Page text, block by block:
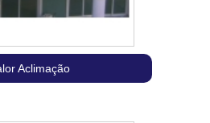
Aclimação